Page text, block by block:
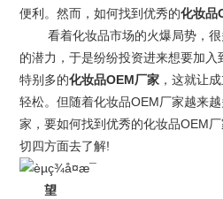
便利。然而，如何找到优秀的化妆品
看着化妆品市场的火爆局势，很
的潜力，于是纷纷投资进来想要加
特别多的化妆品OEM厂家 ，这就让
轻松。但随着化妆品OEM厂家越来
家，要如何找到优秀的化妆品OEM
切四方面去了解!
望